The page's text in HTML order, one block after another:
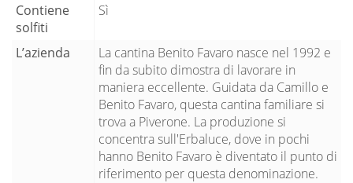
Contiene
solfiti
Sì
L’azienda
La cantina Benito Favaro nasce nel 1992 e
fin da subito dimostra di lavorare in
maniera eccellente. Guidata da Camillo e
Benito Favaro, questa cantina familiare si
trova a Piverone. La produzione si
concentra sull'Erbaluce, dove in pochi
hanno Benito Favaro è diventato il punto di
riferimento per questa denominazione.